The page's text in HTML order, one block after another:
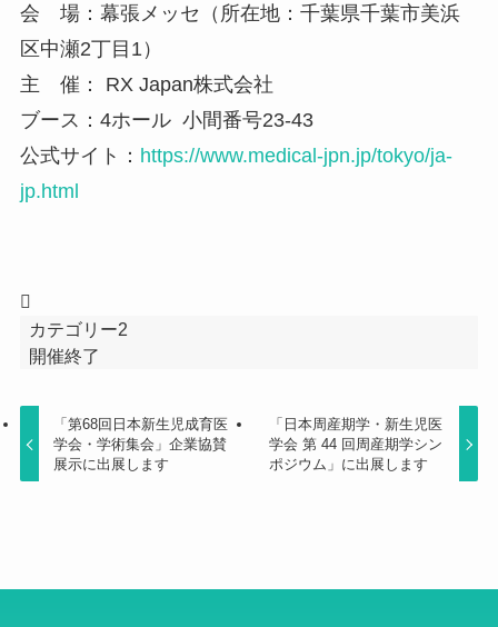
会 場：幕張メッセ（所在地：千葉県千葉市美浜
区中瀬2丁目1）
主 催： RX Japan株式会社
ブース：4ホール 小間番号23-43
公式サイト： https://www.medical-jpn.jp/tokyo/ja-
jp.html
カテゴリー2
開催終了
「第68回日本新生児成育医
学会・学術集会」企業協賛
展示に出展します
「⽇本周産期学・新⽣児医
学会 第 44 回周産期学シン
ポジウム」に出展します